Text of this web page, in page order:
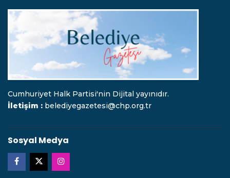
Cumhuriyet Halk Partisi'nin Dijital yayınıdır.
İletişim : belediyegazetesi@chp.org.tr
Sosyal Medya